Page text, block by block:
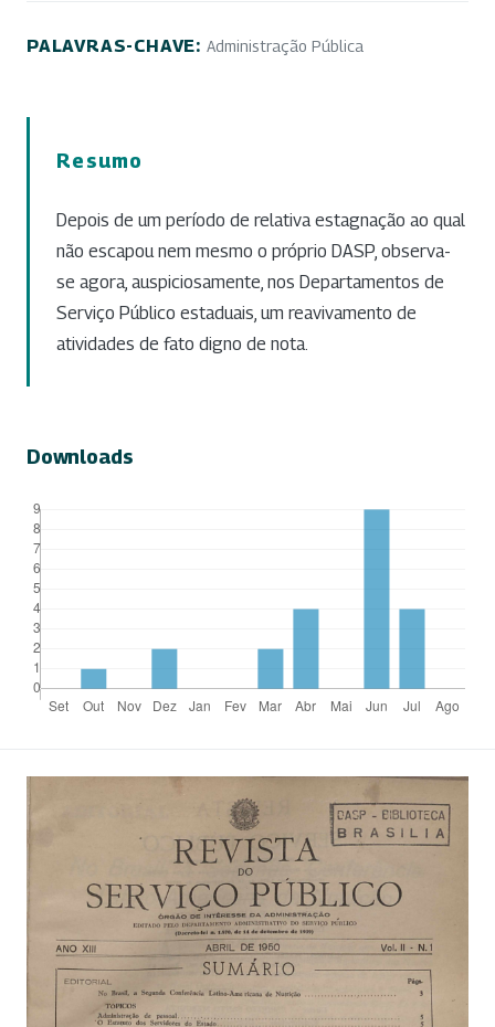
PALAVRAS-CHAVE: Administração Pública
Resumo
Depois de um período de relativa estagnação ao qual
não escapou nem mesmo o próprio DASP, observa-
se agora, auspiciosamente, nos Departamentos de
Serviço Público estaduais, um reavivamento de
atividades de fato digno de nota.
Downloads